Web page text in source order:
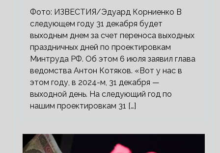
Фото: ИЗВЕСТИЯ/Эдуард Корниенко В
следующем году 31 декабря будет
выходным днем за счет переноса выходных
праздничных дней по проектировкам
Минтруда РФ. Об этом 6 июля заявил глава
ведомства Антон Котяков. «Вот у нас в
этом году, в 2024-м, 31 декабря —
выходной день. На следующий год по
нашим проектировкам 31 […]